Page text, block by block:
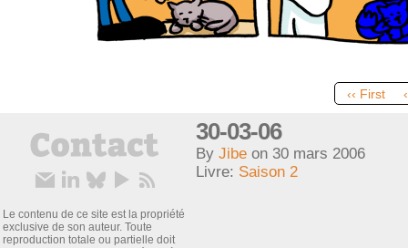
‹‹ First
Le contenu de ce site est la propriété
exclusive de son auteur. Toute
reproduction totale ou partielle doit
30-03-06
By Jibe on 30 mars 2006
Livre: Saison 2